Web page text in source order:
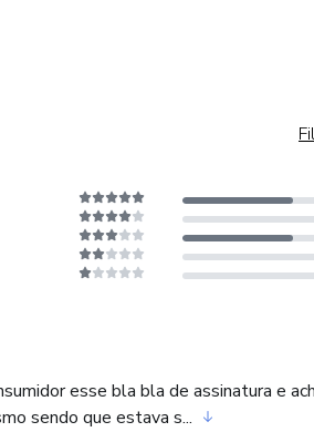
esse bla bla de assinatura e
sendo que estava s...